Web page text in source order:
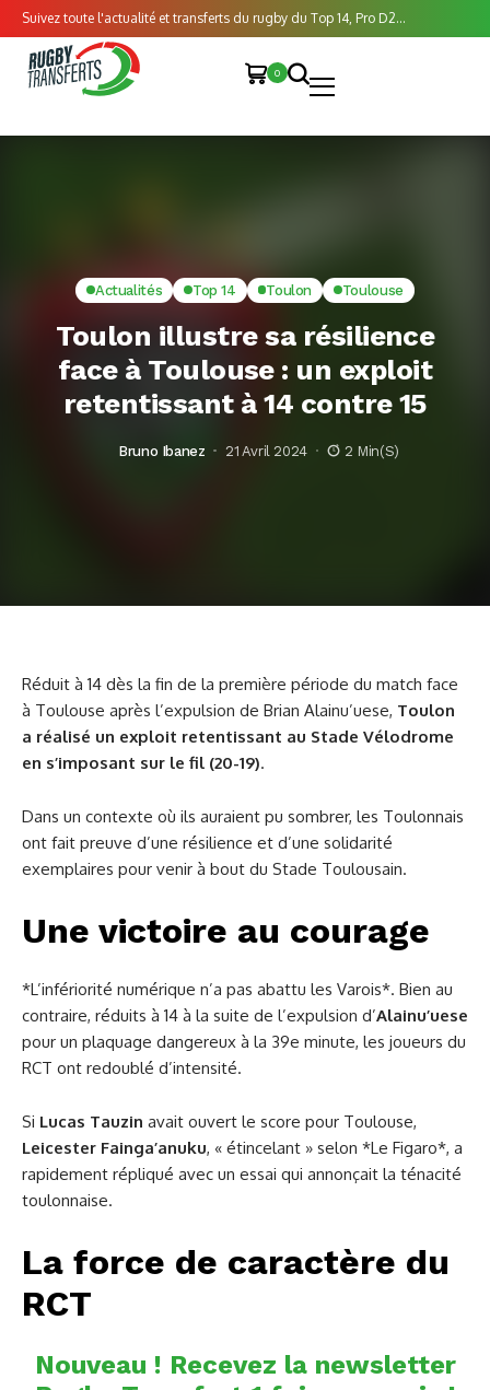
Suivez toute l'actualité et transferts du rugby du Top 14, Pro D2...
0
Actualités Top 14 Toulon Toulouse
Toulon illustre sa résilience
face à Toulouse : un exploit
retentissant à 14 contre 15
Bruno Ibanez 21 Avril 2024 2 Min(s)
Réduit à 14 dès la fin de la première période du match face
à Toulouse après l’expulsion de Brian Alainu’uese, Toulon
a réalisé un exploit retentissant au Stade Vélodrome
en s’imposant sur le fil (20-19).
Dans un contexte où ils auraient pu sombrer, les Toulonnais
ont fait preuve d’une résilience et d’une solidarité
exemplaires pour venir à bout du Stade Toulousain.
Une victoire au courage
*L’infériorité numérique n’a pas abattu les Varois*. Bien au
contraire, réduits à 14 à la suite de l’expulsion d’Alainu’uese
pour un plaquage dangereux à la 39e minute, les joueurs du
RCT ont redoublé d’intensité.
Si Lucas Tauzin avait ouvert le score pour Toulouse,
Leicester Fainga’anuku, « étincelant » selon *Le Figaro*, a
rapidement répliqué avec un essai qui annonçait la ténacité
toulonnaise.
La force de caractère du
RCT
Nouveau ! Recevez la newsletter